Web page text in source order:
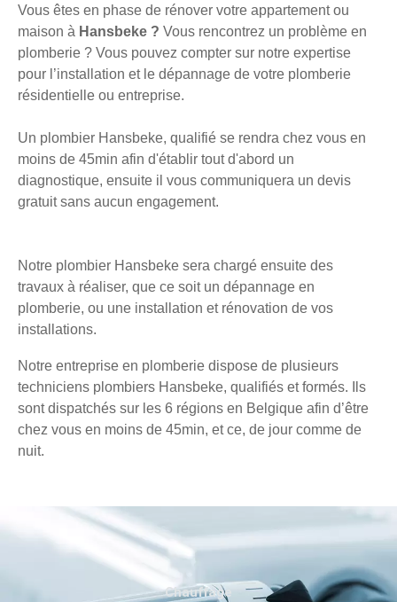
Vous êtes en phase de rénover votre appartement ou
maison à Hansbeke ? Vous rencontrez un problème en
plomberie ? Vous pouvez compter sur notre expertise
pour l’installation et le dépannage de votre plomberie
résidentielle ou entreprise.
Un plombier Hansbeke, qualifié se rendra chez vous en
moins de 45min afin d'établir tout d'abord un
diagnostique, ensuite il vous communiquera un devis
gratuit sans aucun engagement.
Notre plombier Hansbeke sera chargé ensuite des
travaux à réaliser, que ce soit un dépannage en
plomberie, ou une installation et rénovation de vos
installations.
Notre entreprise en plomberie dispose de plusieurs
techniciens plombiers Hansbeke, qualifiés et formés. Ils
sont dispatchés sur les 6 régions en Belgique afin d’être
chez vous en moins de 45min, et ce, de jour comme de
nuit.
Chauffage